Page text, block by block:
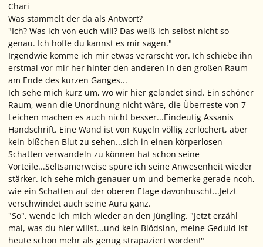
Chari
Was stammelt der da als Antwort?
"Ich? Was ich von euch will? Das weiß ich selbst nicht so
genau. Ich hoffe du kannst es mir sagen."
Irgendwie komme ich mir etwas verarscht vor. Ich schiebe ihn
erstmal vor mir her hinter den anderen in den großen Raum
am Ende des kurzen Ganges...
Ich sehe mich kurz um, wo wir hier gelandet sind. Ein schöner
Raum, wenn die Unordnung nicht wäre, die Überreste von 7
Leichen machen es auch nicht besser...Eindeutig Assanis
Handschrift. Eine Wand ist von Kugeln völlig zerlöchert, aber
kein bißchen Blut zu sehen...sich in einen körperlosen
Schatten verwandeln zu können hat schon seine
Vorteile...Seltsamerweise spüre ich seine Anwesenheit wieder
stärker. Ich sehe mich genauer um und bemerke gerade ncoh,
wie ein Schatten auf der oberen Etage davonhuscht...Jetzt
verschwindet auch seine Aura ganz.
"So", wende ich mich wieder an den Jüngling. "Jetzt erzähl
mal, was du hier willst...und kein Blödsinn, meine Geduld ist
heute schon mehr als genug strapaziert worden!"